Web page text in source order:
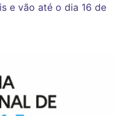
e vão até o dia 16 de